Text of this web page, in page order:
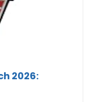
2026: